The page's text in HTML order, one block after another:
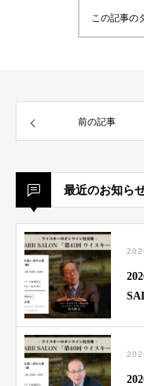
この記事の
前の記事
最近のお知ら